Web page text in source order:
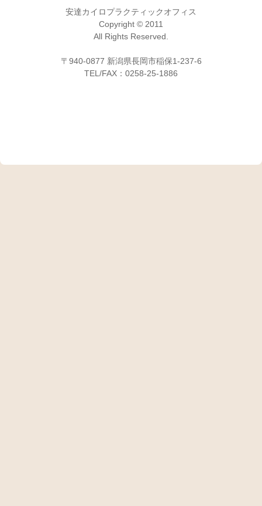
安達カイロプラクティックオフィス
Copyright © 2011
All Rights Reserved.
〒940-0877 新潟県長岡市稲保1-237-6
TEL/FAX：0258-25-1886